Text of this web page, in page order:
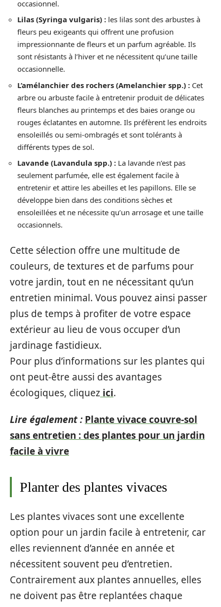
occasionnel.
Lilas (Syringa vulgaris) : les lilas sont des arbustes à
fleurs peu exigeants qui offrent une profusion
impressionnante de fleurs et un parfum agréable. Ils
sont résistants à l’hiver et ne nécessitent qu’une taille
occasionnelle.
L’amélanchier des rochers (Amelanchier spp.) : Cet
arbre ou arbuste facile à entretenir produit de délicates
fleurs blanches au printemps et des baies orange ou
rouges éclatantes en automne. Ils préfèrent les endroits
ensoleillés ou semi-ombragés et sont tolérants à
différents types de sol.
Lavande (Lavandula spp.) : La lavande n’est pas
seulement parfumée, elle est également facile à
entretenir et attire les abeilles et les papillons. Elle se
développe bien dans des conditions sèches et
ensoleillées et ne nécessite qu’un arrosage et une taille
occasionnels.
Cette sélection offre une multitude de
couleurs, de textures et de parfums pour
votre jardin, tout en ne nécessitant qu’un
entretien minimal. Vous pouvez ainsi passer
plus de temps à profiter de votre espace
extérieur au lieu de vous occuper d’un
jardinage fastidieux.
Pour plus d’informations sur les plantes qui
ont peut-être aussi des avantages
écologiques, cliquez ici.
Lire également : Plante vivace couvre-sol
sans entretien : des plantes pour un jardin
facile à vivre
Planter des plantes vivaces
Les plantes vivaces sont une excellente
option pour un jardin facile à entretenir, car
elles reviennent d’année en année et
nécessitent souvent peu d’entretien.
Contrairement aux plantes annuelles, elles
ne doivent pas être replantées chaque